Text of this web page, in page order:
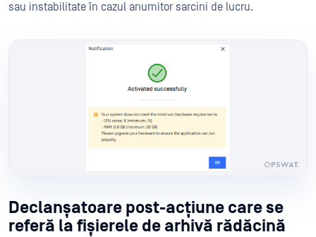
sau instabilitate în cazul anumitor sarcini de lucru.
Declanșatoare post-acțiune care se
referă la fișierele de arhivă rădăcină